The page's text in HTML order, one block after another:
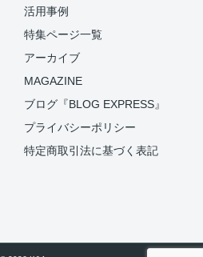
活用事例
特集ページ一覧
アーカイブ
MAGAZINE
ブログ『BLOG EXPRESS』
プライバシーポリシー
特定商取引法に基づく表記